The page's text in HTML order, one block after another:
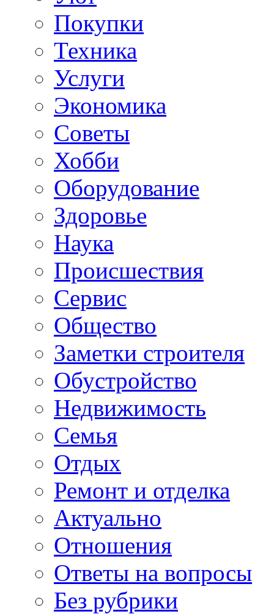
Покупки
Техника
Услуги
Экономика
Советы
Хобби
Oборудование
Здоровье
Наука
Происшествия
Сервис
Общество
Заметки строителя
Обустройство
Недвижимость
Семья
Отдых
Ремонт и отделка
Актуально
Отношения
Ответы на вопросы
Без рубрики